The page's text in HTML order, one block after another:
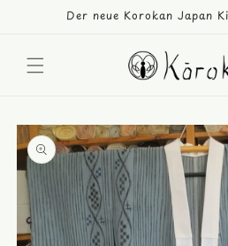
Der neue Korokan Japan